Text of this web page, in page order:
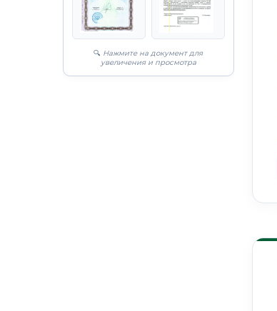
🔍 Нажмите на документ для
увеличения и просмотра